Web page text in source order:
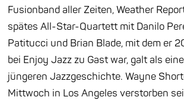
Fusionband aller Zeiten, Weather
spätes All-Star-Quartett mit Danilo
Patitucci und Brian Blade, mit dem er
bei Enjoy Jazz zu Gast war, galt als
jüngeren Jazzgeschichte. Wayne
Mittwoch in Los Angeles verstorben